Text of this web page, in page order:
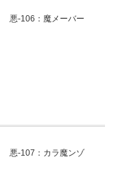
悪-106：魔メーバー
悪-107：カラ魔ンゾ